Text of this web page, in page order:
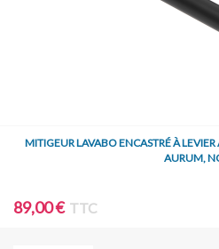
MITIGEUR LAVABO ENCASTRÉ À
AURUM,
89,00 € TTC